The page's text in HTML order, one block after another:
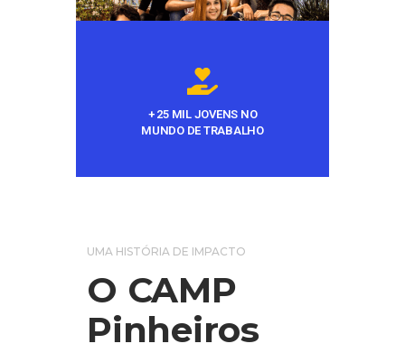
+ 25 MIL JOVENS NO
MUNDO DE TRABALHO
UMA HISTÓRIA DE IMPACTO
O CAMP
Pinheiros